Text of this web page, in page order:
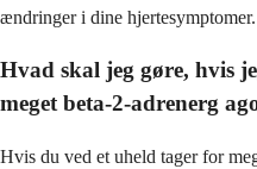
ændringer i dine hjertesymptomer.
Hvad skal jeg gøre, hvis
meget beta-2-adrenerg
Hvis du ved et uheld tager for